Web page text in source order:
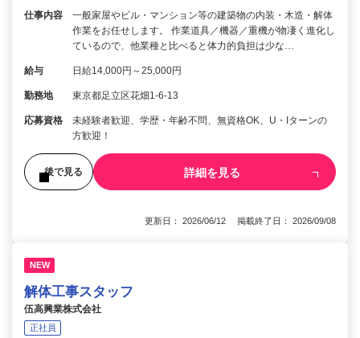
仕事内容
一般家屋やビル・マンション等の建築物の内装・木造・解体
作業をお任せします。 作業道具／機器／重機が物凄く進化し
ているので、他業種と比べると体力的負担は少な…
給与 日給14,000円～25,000円
勤務地 東京都足立区花畑1-6-13
応募資格
未経験者歓迎、学歴・年齢不問、無資格OK、U・Iターンの
方歓迎！
後で見る 詳細を見る
更新日： 2026/06/12 掲載終了日： 2026/09/08
NEW
解体工事スタッフ
伍高興業株式会社
正社員